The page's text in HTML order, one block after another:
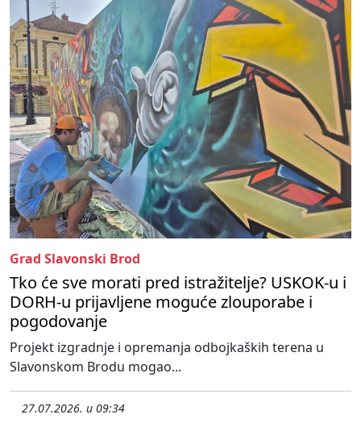
Grad Slavonski Brod
Tko će sve morati pred istražitelje? USKOK-u i
DORH-u prijavljene moguće zlouporabe i
pogodovanje
Projekt izgradnje i opremanja odbojkaških terena u
Slavonskom Brodu mogao...
27.07.2026. u 09:34